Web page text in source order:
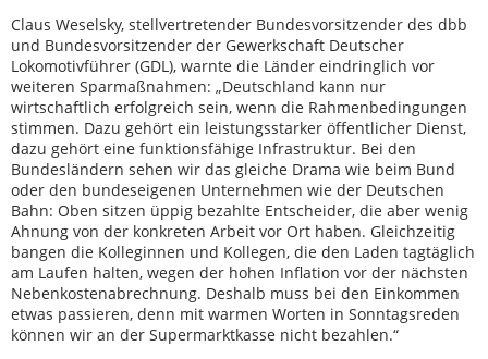
Claus Weselsky, stellvertretender Bundesvorsitzender des dbb
und Bundesvorsitzender der Gewerkschaft Deutscher
Lokomotivführer (GDL), warnte die Länder eindringlich vor
weiteren Sparmaßnahmen: „Deutschland kann nur
wirtschaftlich erfolgreich sein, wenn die Rahmenbedingungen
stimmen. Dazu gehört ein leistungsstarker öffentlicher Dienst,
dazu gehört eine funktionsfähige Infrastruktur. Bei den
Bundesländern sehen wir das gleiche Drama wie beim Bund
oder den bundeseigenen Unternehmen wie der Deutschen
Bahn: Oben sitzen üppig bezahlte Entscheider, die aber wenig
Ahnung von der konkreten Arbeit vor Ort haben. Gleichzeitig
bangen die Kolleginnen und Kollegen, die den Laden tagtäglich
am Laufen halten, wegen der hohen Inflation vor der nächsten
Nebenkostenabrechnung. Deshalb muss bei den Einkommen
etwas passieren, denn mit warmen Worten in Sonntagsreden
können wir an der Supermarktkasse nicht bezahlen.“